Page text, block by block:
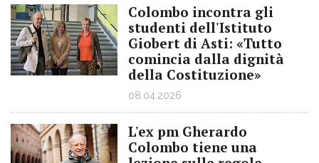
Colombo incontra gli
studenti dell'Istituto
Giobert di Asti: «Tutto
comincia dalla dignità
della Costituzione»
08.04.2026
L'ex pm Gherardo
Colombo tiene una